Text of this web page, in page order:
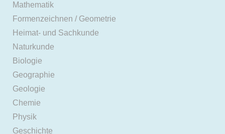
Mathematik
Formenzeichnen / Geometrie
Heimat- und Sachkunde
Naturkunde
Biologie
Geographie
Geologie
Chemie
Physik
Geschichte